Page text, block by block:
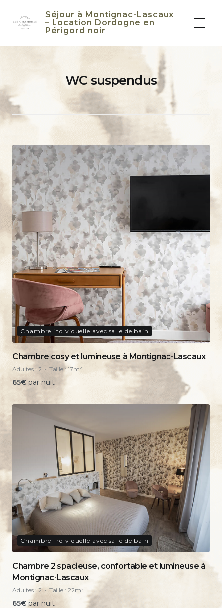
Séjour à Montignac-Lascaux
– Location Dordogne en
Périgord noir
WC suspendus
Chambre individuelle avec salle de bain
Chambre cosy et lumineuse à Montignac-Lascaux
Adultes : 2 Taille :17m²
65€ par nuit
Chambre individuelle avec salle de bain
Chambre 2 spacieuse, confortable et lumineuse à
Montignac-Lascaux
Adultes :2 Taille : 22m²
65€ par nuit